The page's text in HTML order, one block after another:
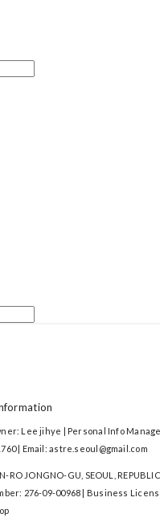
Lee jihye | Personal Info
| Email: astre.seoul@gmail.com
JONGNO-GU, SEOUL, REPUBLIC
276-09-00968 | Business